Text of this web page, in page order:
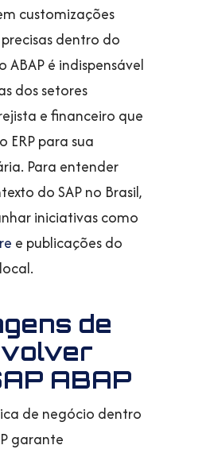
customizações
dentro do
ABAP é indispensável
dos setores
e financeiro que
ERP para sua
Para entender
do SAP no Brasil,
iniciativas como
e publicações do
de
ABAP
de negócio dentro
garante